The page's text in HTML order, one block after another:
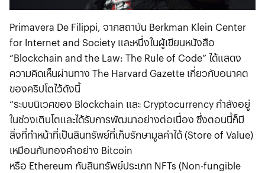
Primavera De Filippi, จากสถาบัน Berkman Klein Center
for Internet and Society และหนึ่งในผู้เขียนหนังสือ
“Blockchain and the Law: The Rule of Code” ได้แสดง
ความคิดเห็นผ่านทาง The Harvard Gazette เกี่ยวกับอนาคต
ของคริปโตไว้ดังนี้
“ระบบนิเวศของ Blockchain และ Cryptocurrency กำลังอยู่
ในช่วงเติบโตและได้รับการพัฒนาอย่างต่อเนื่อง ซึ่งตอนนี้ก็มี
สิ่งที่ทำหน้าที่เป็นสินทรัพย์ที่เก็บรักษามูลค่าได้ (Store of Value)
เหมือนกับทองคำอย่าง Bitcoin
หรือ Ethereum กับสินทรัพย์ประเภท NFTs (Non-fungible